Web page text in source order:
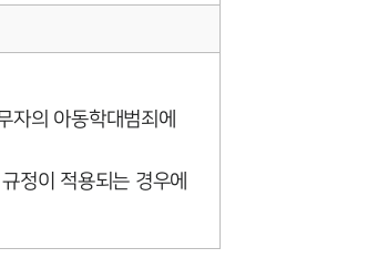
형사 법률정보
법률지식인
업무분야
자의 아동학대범죄에
정이 적용되는 경우에